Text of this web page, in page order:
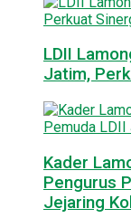
LDII
Jatim,
Kader
Pengurus
Jejaring